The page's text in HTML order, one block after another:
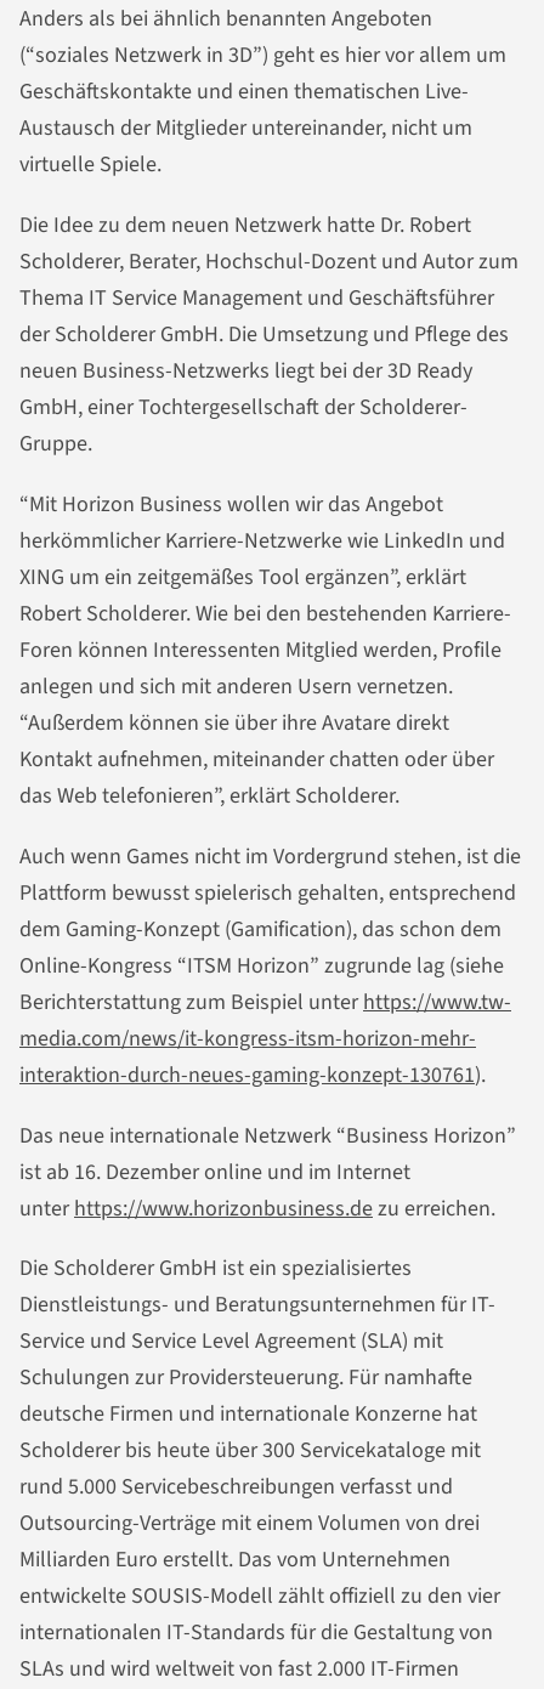
Anders als bei ähnlich benannten Angeboten
(“soziales Netzwerk in 3D”) geht es hier vor allem um
Geschäftskontakte und einen thematischen Live-
Austausch der Mitglieder untereinander, nicht um
virtuelle Spiele.
Die Idee zu dem neuen Netzwerk hatte Dr. Robert
Scholderer, Berater, Hochschul-Dozent und Autor zum
Thema IT Service Management und Geschäftsführer
der Scholderer GmbH. Die Umsetzung und Pflege des
neuen Business-Netzwerks liegt bei der 3D Ready
GmbH, einer Tochtergesellschaft der Scholderer-
Gruppe.
“Mit Horizon Business wollen wir das Angebot
herkömmlicher Karriere-Netzwerke wie LinkedIn und
XING um ein zeitgemäßes Tool ergänzen”, erklärt
Robert Scholderer. Wie bei den bestehenden Karriere-
Foren können Interessenten Mitglied werden, Profile
anlegen und sich mit anderen Usern vernetzen.
“Außerdem können sie über ihre Avatare direkt
Kontakt aufnehmen, miteinander chatten oder über
das Web telefonieren”, erklärt Scholderer.
Auch wenn Games nicht im Vordergrund stehen, ist die
Plattform bewusst spielerisch gehalten, entsprechend
dem Gaming-Konzept (Gamification), das schon dem
Online-Kongress “ITSM Horizon” zugrunde lag (siehe
Berichterstattung zum Beispiel unterhttps://www.tw-
media.com/news/it-kongress-itsm-horizon-mehr-
interaktion-durch-neues-gaming-konzept-130761).
Das neue internationale Netzwerk “Business Horizon”
ist ab 16. Dezember online und im Internet
unterhttps://www.horizonbusiness.dezu erreichen.
Die Scholderer GmbH ist ein spezialisiertes
Dienstleistungs- und Beratungsunternehmen für IT-
Service und Service Level Agreement (SLA) mit
Schulungen zur Providersteuerung. Für namhafte
deutsche Firmen und internationale Konzerne hat
Scholderer bis heute über 300 Servicekataloge mit
rund 5.000 Servicebeschreibungen verfasst und
Outsourcing-Verträge mit einem Volumen von drei
Milliarden Euro erstellt. Das vom Unternehmen
entwickelte SOUSIS-Modell zählt offiziell zu den vier
internationalen IT-Standards für die Gestaltung von
SLAs und wird weltweit von fast 2.000 IT-Firmen